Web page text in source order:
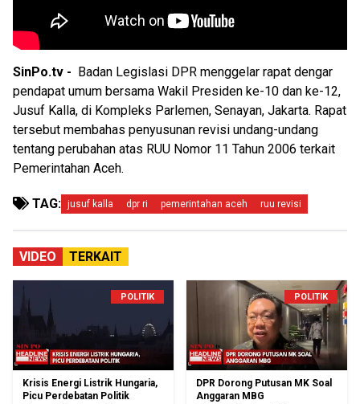
SinPo.tv -
Badan Legislasi DPR menggelar rapat dengar
pendapat umum bersama Wakil Presiden ke-10 dan ke-12,
Jusuf Kalla, di Kompleks Parlemen, Senayan, Jakarta. Rapat
tersebut membahas penyusunan revisi undang-undang
tentang perubahan atas RUU Nomor 11 Tahun 2006 terkait
Pemerintahan Aceh.
TAG: jusuf kalla dpr ri pemerintahan aceh ruu revisi
VIDEO TERKAIT
POLITIK
Krisis Energi Listrik Hungaria,
Picu Perdebatan Politik
POLITIK
DPR Dorong Putusan MK Soal
Anggaran MBG